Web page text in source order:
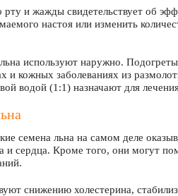
рту и жажды свидетельствует об
настоя или изменить
используют наружно.
кожных заболеваниях из
водой (1:1) назначают для
семена льна на самом деле
и сердца. Кроме того, они могут
снижению холестерина,